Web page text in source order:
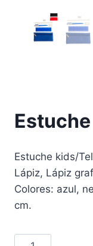
Estuche kids/
Lápiz, Lápiz
Colores: azul,
cm.